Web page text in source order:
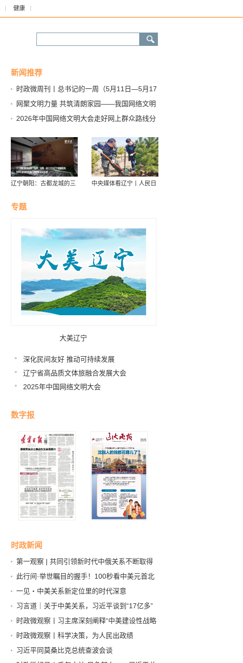
健康
新闻推荐
时政微周刊丨总书记的一周（5月11日—5月17
日）
网聚文明力量 共筑清朗家园——我国网络文明
建设取得积极成效
2026年中国网络文明大会走好网上群众路线分
辽宁朝阳：古都龙城的三
中央媒体看辽宁丨人民日
专题
大美辽宁
深化民间友好 推动可持续发展
辽宁省高品质文体旅融合发展大会
2025年中国网络文明大会
数字报
时政新闻
第一观察 | 共同引领新时代中俄关系不断取得
新成果
此行间·举世瞩目的握手！100秒看中美元首北
京会晤
一见・中美关系新定位里的时代深意
习言道｜关于中美关系，习近平谈到“17亿多”
和“80多亿”
时政微观察丨习主席深刻阐释“中美建设性战略
稳定关系”的核心要义
时政微观察丨科学决策，为人民出政绩
习近平同莫桑比克总统查波会谈